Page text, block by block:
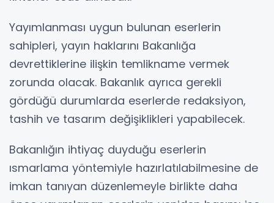
Yayımlanması uygun bulunan eserlerin
sahipleri, yayın haklarını Bakanlığa
devrettiklerine ilişkin temlikname vermek
zorunda olacak. Bakanlık ayrıca gerekli
gördüğü durumlarda eserlerde redaksiyon,
tashih ve tasarım değişiklikleri yapabilecek.
Bakanlığın ihtiyaç duyduğu eserlerin
ısmarlama yöntemiyle hazırlatılabilmesine de
imkan tanıyan düzenlemeyle birlikte daha